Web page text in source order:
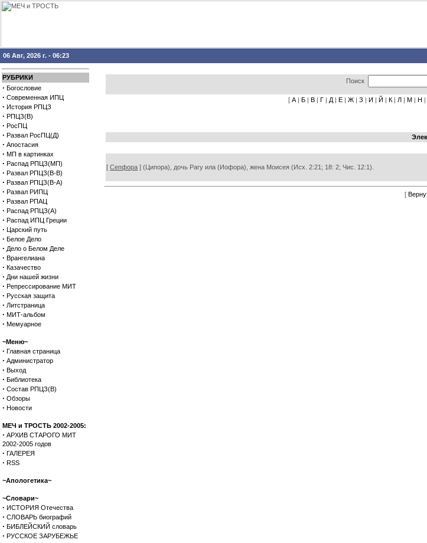
06 Авг, 2026 г. - 06:23
РУБРИКИ
· Богословие
· Современная ИПЦ
· История РПЦЗ
· РПЦЗ(В)
· РосПЦ
· Развал РосПЦ(Д)
· Апостасия
· МП в картинках
· Распад РПЦЗ(МП)
· Развал РПЦЗ(В-В)
· Развал РПЦЗ(В-А)
· Развал РИПЦ
· Развал РПАЦ
· Распад РПЦЗ(А)
· Распад ИПЦ Греции
· Царский путь
· Белое Дело
· Дело о Белом Деле
· Врангелиана
· Казачество
· Дни нашей жизни
· Репрессирование МИТ
· Русская защита
· Литстраница
· МИТ-альбом
· Мемуарное
~Меню~
· Главная страница
· Администратор
· Выход
· Библиотека
· Состав РПЦЗ(В)
· Обзоры
· Новости
МЕЧ и ТРОСТЬ 2002-2005:
· АРХИВ СТАРОГО МИТ
2002-2005 годов
· ГАЛЕРЕЯ
· RSS
~Апологетика~
~Словари~
· ИСТОРИЯ Отечества
· СЛОВАРЬ биографий
· БИБЛЕЙСКИЙ словарь
· РУССКОЕ ЗАРУБЕЖЬЕ
Поиск
[ А| Б| В| Г| Д| Е| Ж| З | И | Й | К| Л| М| Н |
[ Сепфора ] (Ципора), дочь Рагу ила (Иофора), жена Моисея (Исх. 2:21; 18: 2; Чис. 12:1).
[